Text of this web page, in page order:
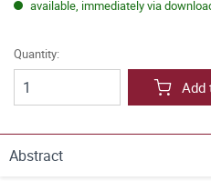
available, immediately via
Quantity:
Add
Abstract